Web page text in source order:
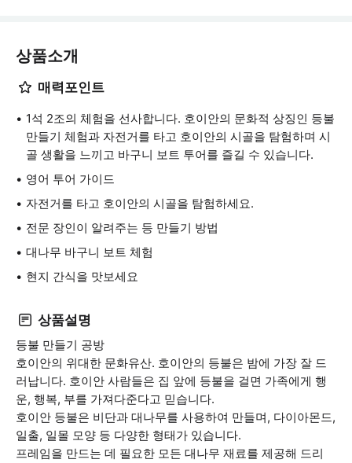
상품소개
매력포인트
1석 2조의 체험을 선사합니다. 호이안의 문화적 상징인 등불
만들기 체험과 자전거를 타고 호이안의 시골을 탐험하며 시
골 생활을 느끼고 바구니 보트 투어를 즐길 수 있습니다.
영어 투어 가이드
자전거를 타고 호이안의 시골을 탐험하세요.
전문 장인이 알려주는 등 만들기 방법
대나무 바구니 보트 체험
현지 간식을 맛보세요
상품설명
등불 만들기 공방
호이안의 위대한 문화유산. 호이안의 등불은 밤에 가장 잘 드
러납니다. 호이안 사람들은 집 앞에 등불을 걸면 가족에게 행
운, 행복, 부를 가져다준다고 믿습니다.
호이안 등불은 비단과 대나무를 사용하여 만들며, 다이아몬드,
일출, 일몰 모양 등 다양한 형태가 있습니다.
프레임을 만드는 데 필요한 모든 대나무 재료를 제공해 드리